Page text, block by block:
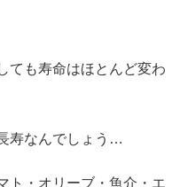
ても寿命はほとんど変わ
寿なんでしょう…
ト・オリーブ・魚介・エ